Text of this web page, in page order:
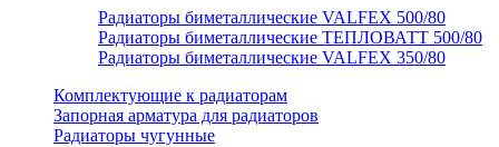
Радиаторы биметаллические VALFEX 500/80
Радиаторы биметаллические ТЕПЛОВАТТ 500/80
Радиаторы биметаллические VALFEX 350/80
Комплектующие к радиаторам
Запорная арматура для радиаторов
Радиаторы чугунные